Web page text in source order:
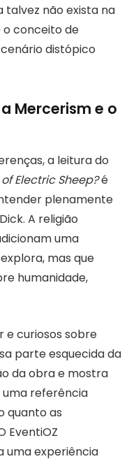
talvez não exista na
o conceito de
distópico
Mercerism e o
a leitura do
Electric Sheep?é
plenamente
A religião
uma
mas que
humanidade,
e curiosos sobre
parte esquecida da
da obra e mostra
uma referência
quanto as
EventiOZ
uma experiência